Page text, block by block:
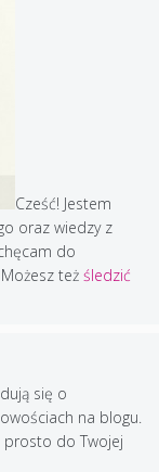
Cześć! Jestem
oraz wiedzy z
do
Możesz też śledzić
się o
na blogu.
prosto do Twojej